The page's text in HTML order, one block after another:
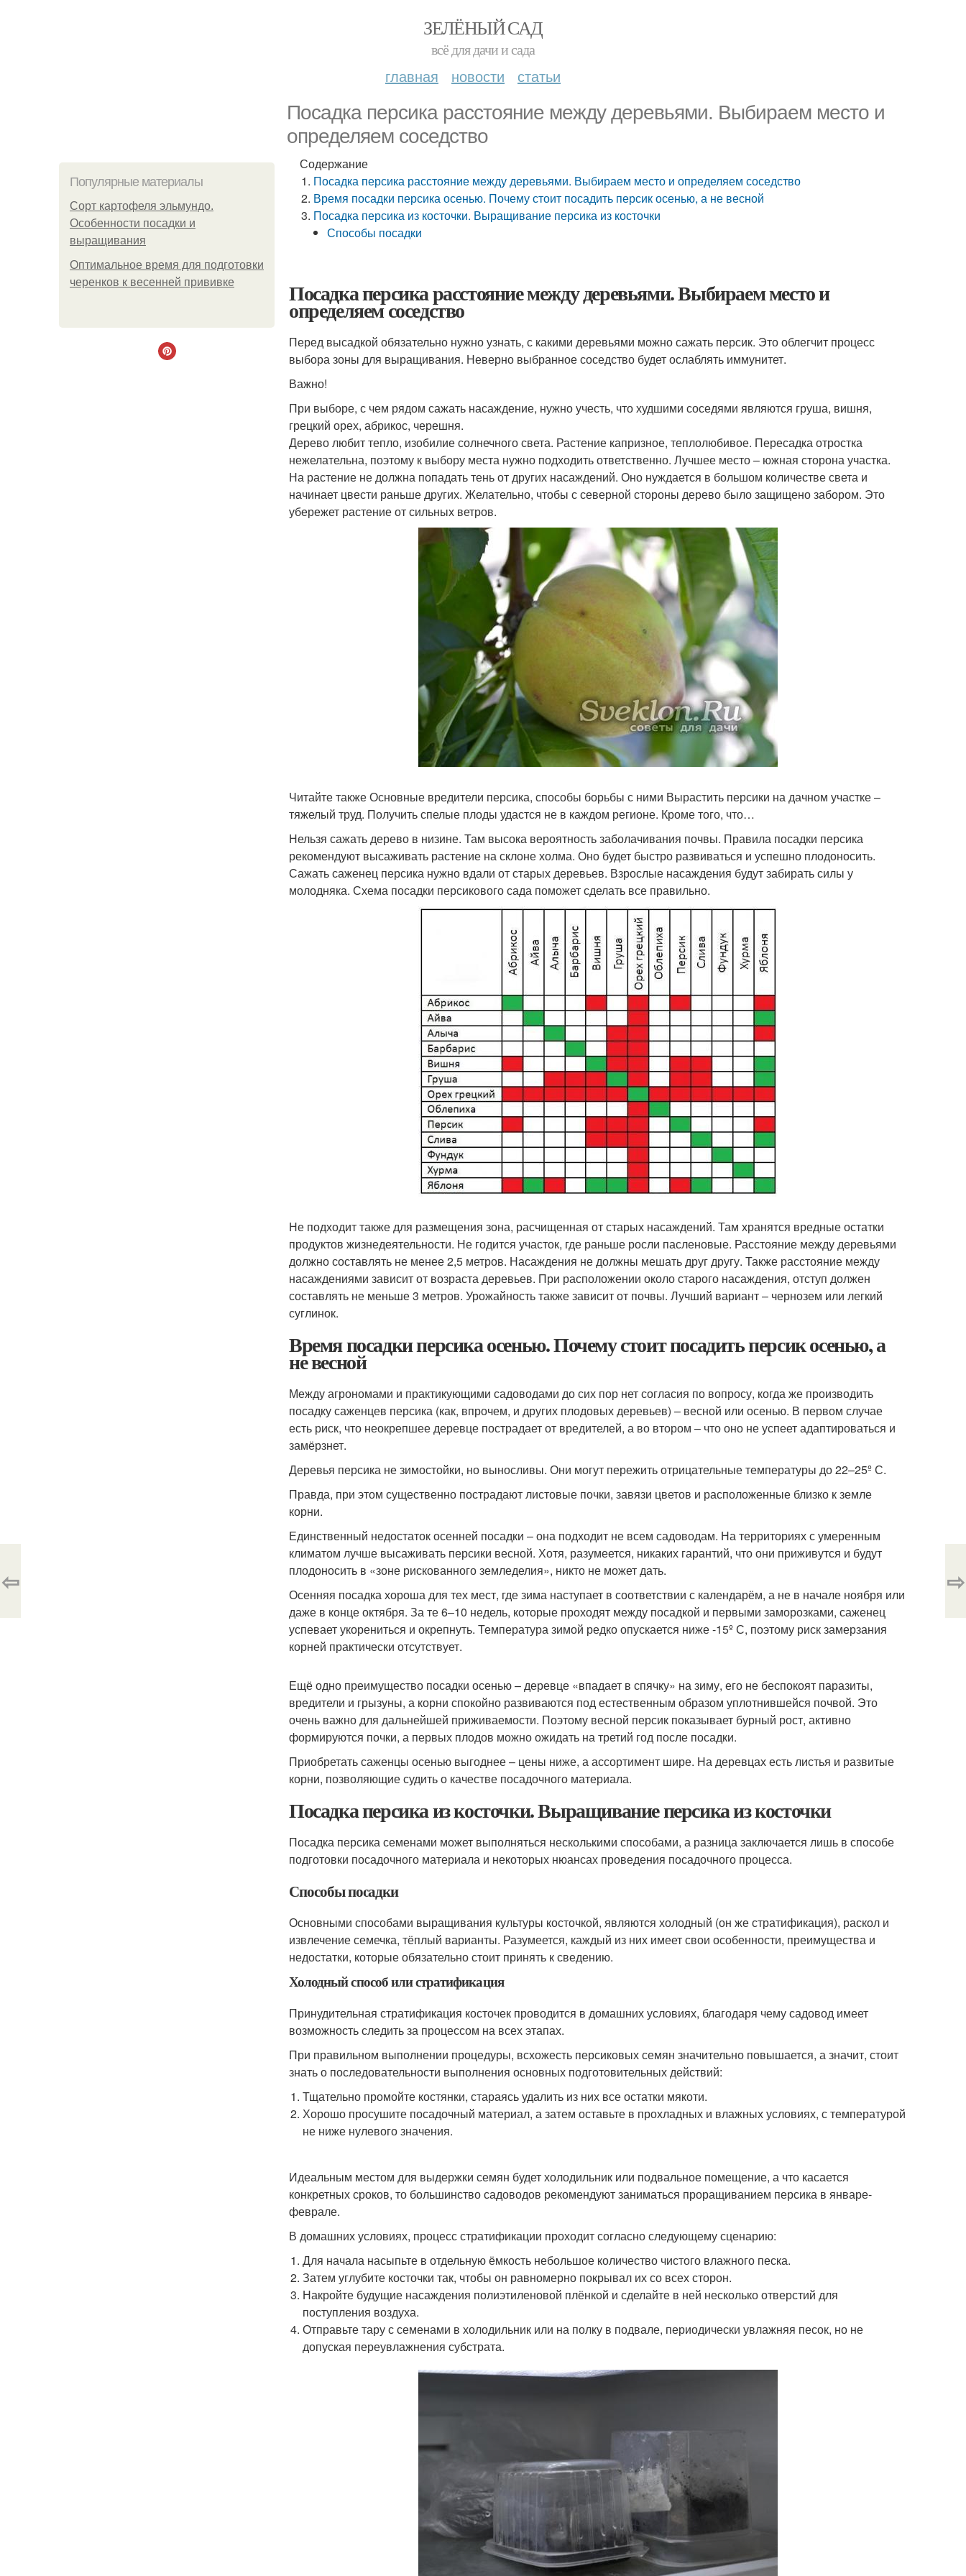
ЗЕЛЁНЫЙ САД
всё для дачи и сада
главная новости статьи
Посадка персика расстояние между деревьями. Выбираем место и
определяем соседство
Популярные материалы
Сорт картофеля эльмундо.
Особенности посадки и
выращивания
Оптимальное время для подготовки
черенков к весенней прививке
Содержание
Посадка персика расстояние между деревьями. Выбираем место и определяем соседство
Время посадки персика осенью. Почему стоит посадить персик осенью, а не весной
Посадка персика из косточки. Выращивание персика из косточки
Способы посадки
Посадка персика расстояние между деревьями. Выбираем место и
определяем соседство
Перед высадкой обязательно нужно узнать, с какими деревьями можно сажать персик. Это облегчит процесс
выбора зоны для выращивания. Неверно выбранное соседство будет ослаблять иммунитет.
Важно!
При выборе, с чем рядом сажать насаждение, нужно учесть, что худшими соседями являются груша, вишня,
грецкий орех, абрикос, черешня.
Дерево любит тепло, изобилие солнечного света. Растение капризное, теплолюбивое. Пересадка отростка
нежелательна, поэтому к выбору места нужно подходить ответственно. Лучшее место – южная сторона участка.
На растение не должна попадать тень от других насаждений. Оно нуждается в большом количестве света и
начинает цвести раньше других. Желательно, чтобы с северной стороны дерево было защищено забором. Это
убережет растение от сильных ветров.
Читайте также Основные вредители персика, способы борьбы с ними Вырастить персики на дачном участке –
тяжелый труд. Получить спелые плоды удастся не в каждом регионе. Кроме того, что…
Нельзя сажать дерево в низине. Там высока вероятность заболачивания почвы. Правила посадки персика
рекомендуют высаживать растение на склоне холма. Оно будет быстро развиваться и успешно плодоносить.
Сажать саженец персика нужно вдали от старых деревьев. Взрослые насаждения будут забирать силы у
молодняка. Схема посадки персикового сада поможет сделать все правильно.
Не подходит также для размещения зона, расчищенная от старых насаждений. Там хранятся вредные остатки
продуктов жизнедеятельности. Не годится участок, где раньше росли пасленовые. Расстояние между деревьями
должно составлять не менее 2,5 метров. Насаждения не должны мешать друг другу. Также расстояние между
насаждениями зависит от возраста деревьев. При расположении около старого насаждения, отступ должен
составлять не меньше 3 метров. Урожайность также зависит от почвы. Лучший вариант – чернозем или легкий
суглинок.
Время посадки персика осенью. Почему стоит посадить персик осенью, а
не весной
Между агрономами и практикующими садоводами до сих пор нет согласия по вопросу, когда же производить
посадку саженцев персика (как, впрочем, и других плодовых деревьев) – весной или осенью. В первом случае
есть риск, что неокрепшее деревце пострадает от вредителей, а во втором – что оно не успеет адаптироваться и
замёрзнет.
Деревья персика не зимостойки, но выносливы. Они могут пережить отрицательные температуры до 22–25º С.
Правда, при этом существенно пострадают листовые почки, завязи цветов и расположенные близко к земле
корни.
Единственный недостаток осенней посадки – она подходит не всем садоводам. На территориях с умеренным
климатом лучше высаживать персики весной. Хотя, разумеется, никаких гарантий, что они приживутся и будут
плодоносить в «зоне рискованного земледелия», никто не может дать.
Осенняя посадка хороша для тех мест, где зима наступает в соответствии с календарём, а не в начале ноября или
даже в конце октября. За те 6–10 недель, которые проходят между посадкой и первыми заморозками, саженец
успевает укорениться и окрепнуть. Температура зимой редко опускается ниже -15º С, поэтому риск замерзания
корней практически отсутствует.
Ещё одно преимущество посадки осенью – деревце «впадает в спячку» на зиму, его не беспокоят паразиты,
вредители и грызуны, а корни спокойно развиваются под естественным образом уплотнившейся почвой. Это
очень важно для дальнейшей приживаемости. Поэтому весной персик показывает бурный рост, активно
формируются почки, а первых плодов можно ожидать на третий год после посадки.
Приобретать саженцы осенью выгоднее – цены ниже, а ассортимент шире. На деревцах есть листья и развитые
корни, позволяющие судить о качестве посадочного материала.
Посадка персика из косточки. Выращивание персика из косточки
Посадка персика семенами может выполняться несколькими способами, а разница заключается лишь в способе
подготовки посадочного материала и некоторых нюансах проведения посадочного процесса.
Способы посадки
Основными способами выращивания культуры косточкой, являются холодный (он же стратификация), раскол и
извлечение семечка, тёплый варианты. Разумеется, каждый из них имеет свои особенности, преимущества и
недостатки, которые обязательно стоит принять к сведению.
Холодный способ или стратификация
Принудительная стратификация косточек проводится в домашних условиях, благодаря чему садовод имеет
возможность следить за процессом на всех этапах.
При правильном выполнении процедуры, всхожесть персиковых семян значительно повышается, а значит, стоит
знать о последовательности выполнения основных подготовительных действий:
Тщательно промойте костянки, стараясь удалить из них все остатки мякоти.
Хорошо просушите посадочный материал, а затем оставьте в прохладных и влажных условиях, с температурой
не ниже нулевого значения.
Идеальным местом для выдержки семян будет холодильник или подвальное помещение, а что касается
конкретных сроков, то большинство садоводов рекомендуют заниматься проращиванием персика в январе-
феврале.
В домашних условиях, процесс стратификации проходит согласно следующему сценарию:
Для начала насыпьте в отдельную ёмкость небольшое количество чистого влажного песка.
Затем углубите косточки так, чтобы он равномерно покрывал их со всех сторон.
Накройте будущие насаждения полиэтиленовой плёнкой и сделайте в ней несколько отверстий для
поступления воздуха.
Отправьте тару с семенами в холодильник или на полку в подвале, периодически увлажняя песок, но не
допуская переувлажнения субстрата.
⇦ ⇨